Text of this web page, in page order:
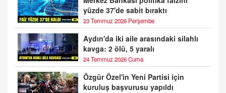
yüzde 37'de sabit bıraktı
23 Temmuz 2026 Perşembe
Aydın'da iki aile arasındaki silahlı
kavga: 2 ölü, 5 yaralı
24 Temmuz 2026 Cuma
Özgür Özel'in Yeni Partisi için
kuruluş başvurusu yapıldı